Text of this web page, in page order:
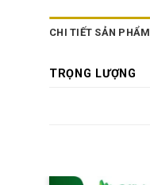
CHI TIẾT SẢN PHẨM
TRỌNG LƯỢNG